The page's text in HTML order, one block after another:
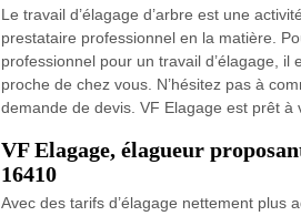
Le travail d’élagage d’arbre est une
prestataire professionnel en la matière.
professionnel pour un travail d’élagage,
proche de chez vous. N’hésitez pas à
demande de devis. VF Elagage est prêt à
VF Elagage, élagueur
16410
Avec des tarifs d’élagage nettement plus